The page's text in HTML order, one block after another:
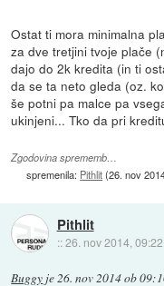
Ostat ti mora minimalna
za dve tretjini tvoje plače
dajo do 2k kredita (in ti
da se ta neto gleda (oz.
še potni pa malce pa
ukinjeni... Tko da pri
Zgodovina sprememb…
spremenila: Pithlit(26. nov
Pithlit
::26. nov 2014, 09:22
Buggy je26. nov 2014 ob